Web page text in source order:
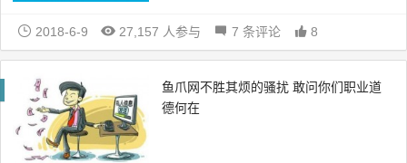
2018-6-9 27,157 人参与 7 条评论 8
鱼爪网不胜其烦的骚扰 敢问你们职业道
德何在